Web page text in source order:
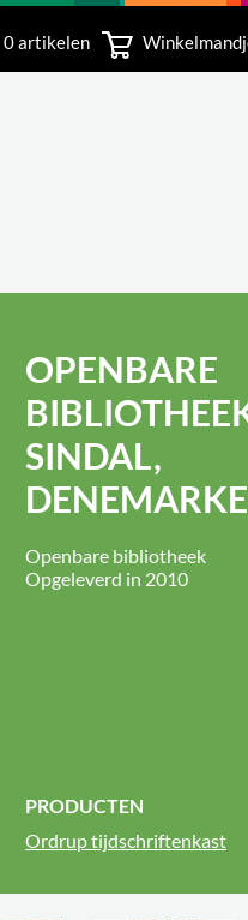
0 artikelen
OPENBARE
SINDAL,
Openbare bibliotheek
Opgeleverd in 2010
PRODUCTEN
Ordrup tijdschriftenkast